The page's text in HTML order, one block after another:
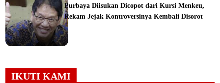
Purbaya Diisukan Dicopot dari Kursi Menkeu,
Rekam Jejak Kontroversinya Kembali Disorot
IKUTI KAMI